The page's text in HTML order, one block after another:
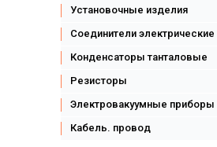
Установочные изделия
Соединители электрические
Конденсаторы танталовые
Резисторы
Электровакуумные приборы
Кабель. провод